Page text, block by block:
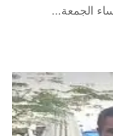
الجمعة…